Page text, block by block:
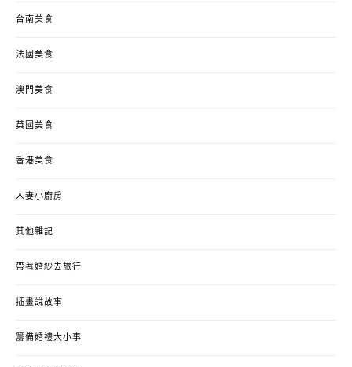
台南美食
法國美食
澳門美食
英國美食
香港美食
人妻小廚房
其他雜記
帶著婚紗去旅行
插畫說故事
籌備婚禮大小事